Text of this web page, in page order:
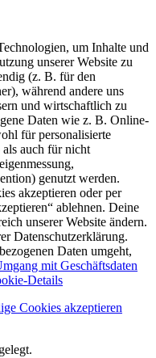
um Inhalte und
unserer Website zu
(z. B. für den
während andere uns
und wirtschaftlich zu
Daten wie z. B. Online-
für personalisierte
auch für nicht
genutzt werden.
akzeptieren oder per
ablehnen. Deine
unserer Website ändern.
Datenschutzerklärung.
Daten umgeht,
mit Geschäftsdaten
Details
Cookies akzeptieren